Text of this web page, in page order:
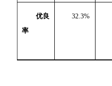
优良
率
32.3%